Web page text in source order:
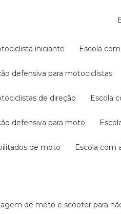
iniciante escola
defensiva para motociclistas
de direção escola
defensiva para moto
de moto escola
de moto e scooter para